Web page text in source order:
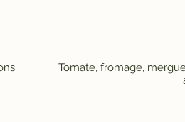
Tomate, fromage,